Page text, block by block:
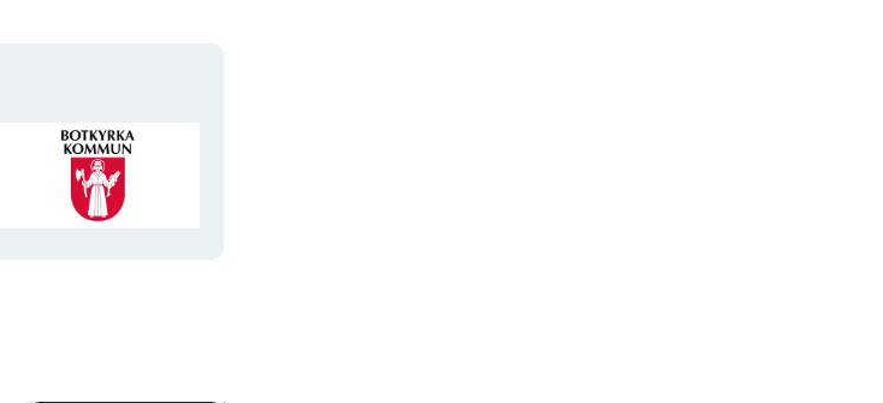
Organisationens
logotyp